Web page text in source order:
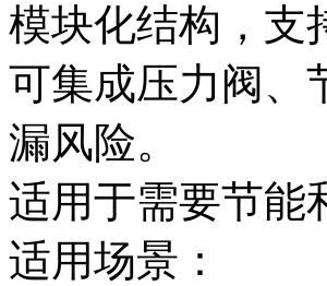
模块化结构，支
可集成压力阀、
漏风险。
适用于需要节能
适用场景‌：